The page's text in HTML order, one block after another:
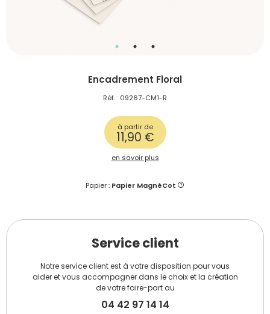
Encadrement Floral
Réf. : 09267-CM1-R
à partir de
11,90 €
en savoir plus
Papier : Papier MagnéCot
Service client
Notre service client est à votre disposition pour vous
aider et vous accompagner dans le choix et la création
de votre faire-part au
04 42 97 14 14